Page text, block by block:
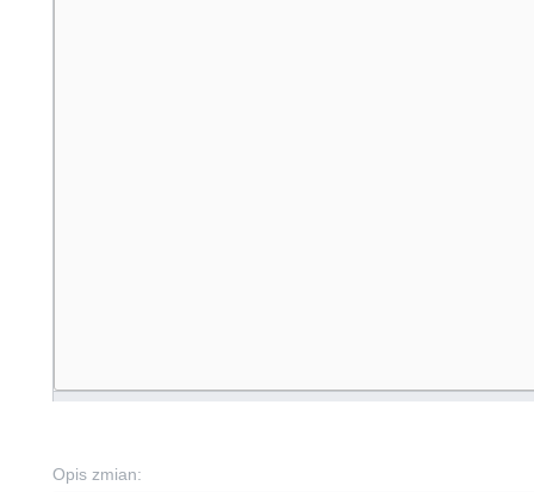
Opis zmian: